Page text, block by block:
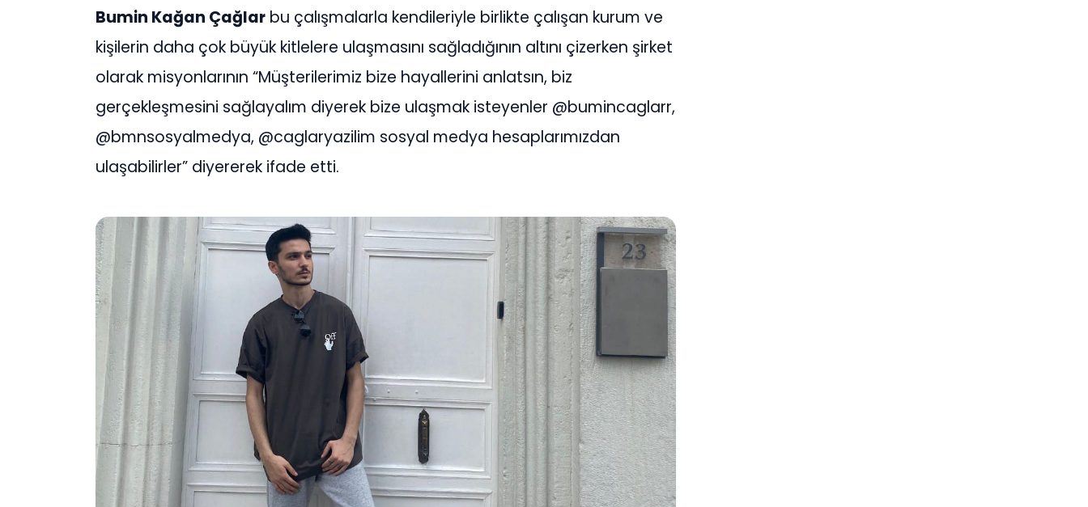
Bumin Kağan Çağlar bu çalışmalarla kendileriyle birlikte çalışan kurum ve
kişilerin daha çok büyük kitlelere ulaşmasını sağladığının altını çizerken şirket
olarak misyonlarının “Müşterilerimiz bize hayallerini anlatsın, biz
gerçekleşmesini sağlayalım diyerek bize ulaşmak isteyenler @bumincaglarr,
@bmnsosyalmedya, @caglaryazilim sosyal medya hesaplarımızdan
ulaşabilirler” diyererek ifade etti.